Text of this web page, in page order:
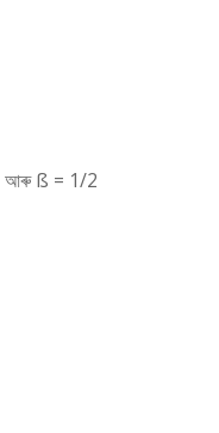
আৰুß = 1/2